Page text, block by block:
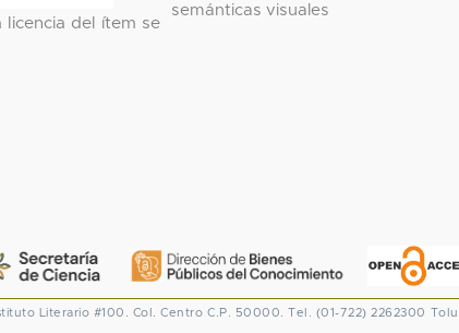
semánticas visuales
licencia del ítem se
Literario #100. Col. Centro C.P. 50000. Tel. (01-722) 2262300